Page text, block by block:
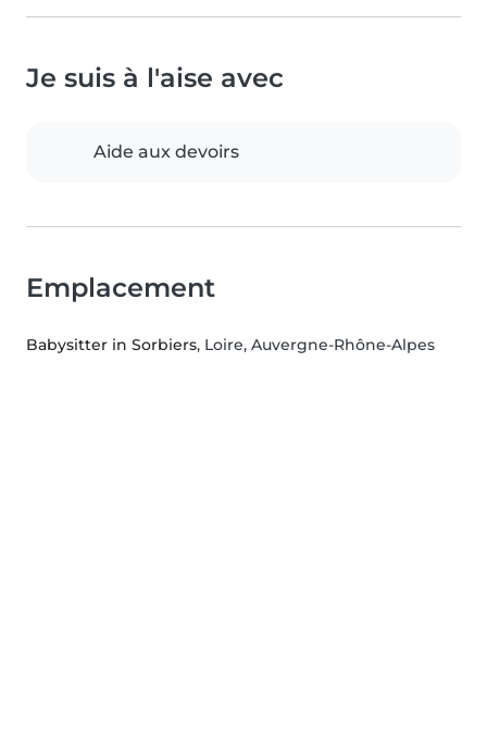
Je suis à l'aise avec
Aide aux devoirs
Emplacement
Babysitter in Sorbiers, Loire, Auvergne-Rhône-Alpes